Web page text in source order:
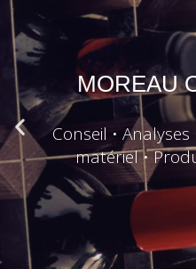
MOREAU
Conseil •
matériel •